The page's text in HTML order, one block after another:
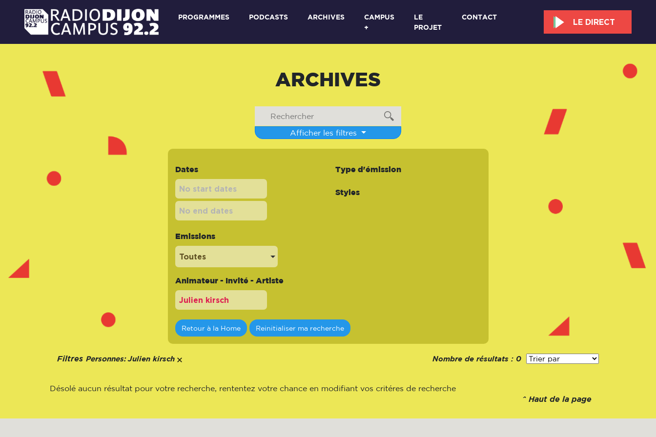
PROGRAMMES PODCASTS ARCHIVES
CAMPUS
+
LE
PROJET
CONTACT
LE DIRECT
ARCHIVES
Afficher les filtres
Dates
Emissions
Toutes
Animateur - Invité - Artiste
Type d'émission
Styles
Retour à la Home Reinitialiser ma recherche
Filtres Personnes: Julien kirsch Nombre de résultats : 0
Désolé aucun résultat pour votre recherche, rententez votre chance en modifiant vos critéres de recherche
^ Haut de la page